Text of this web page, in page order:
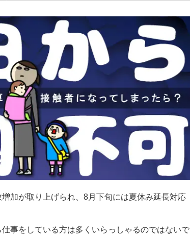
加が取り上げられ、8月下旬には夏休み延長対応
事をしている方は多くいらっしゃるのではないで